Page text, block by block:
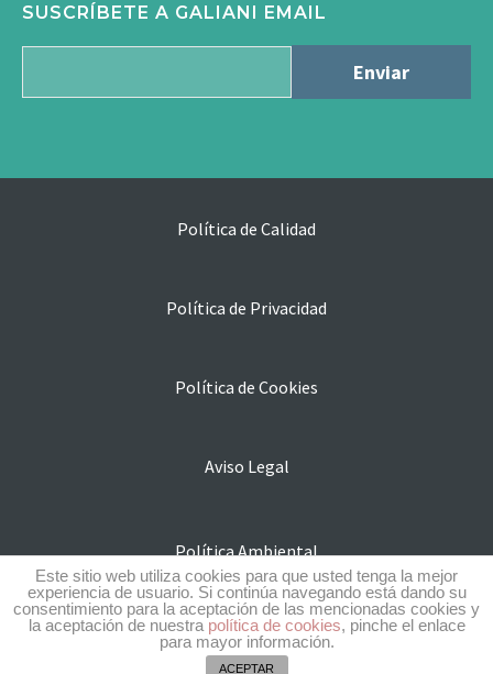
SUSCRÍBETE A GALIANI EMAIL
Política de Calidad
Política de Privacidad
Política de Cookies
Aviso Legal
Política Ambiental
Subvenciones y ayudas
Este sitio web utiliza cookies para que usted tenga la mejor
experiencia de usuario. Si continúa navegando está dando su
consentimiento para la aceptación de las mencionadas cookies y
la aceptación de nuestra política de cookies, pinche el enlace
para mayor información.
ACEPTAR